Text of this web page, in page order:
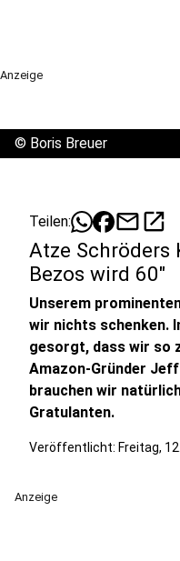
Anzeige
© Boris Breuer
Teilen: mailopen_in_new
Atze
Bezos wird 60"
Unserem
wir nichts schenken.
gesorgt, dass wir so
Amazon-Gründer
brauchen wir
Gratulanten.
Veröffentlicht: Freitag,
Anzeige